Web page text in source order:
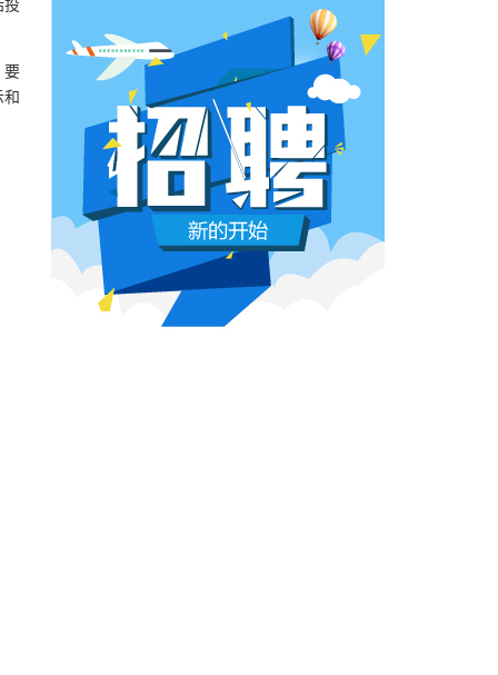
投
要
和
7万部AI短剧一夜下架，广电总局这次是
动真格的
6月24日，广电总局官网挂出了一份文件。没
有发布会，没有吹风会。就这么安安静静地，
把《微短剧发展管理办法（征求意见稿）》摆
到了所有人面前。
6月26日 10:03:00
影视行业冷透了：167个人抢一个活，
顶流演员台上求工作
董子健领奖的时候说："我还是演员董子健，有
合适的角色可以找我，档期很空。"刘昊然在台
第八届浙江国际青年电影周创投与你相约杭州
莫斯科国际电影周启幕——21国代表齐聚一堂
第二届塞舌尔中国电影节22日在塞首都维多利
2025年河南省电影消费惠民活动火热进行中
电影《浪浪山小妖怪》举办线下活动 “小猪
第二届金熊猫奖将在成都举行 四大单元27个
“电影和观众在一起” 第八届中国电影新力